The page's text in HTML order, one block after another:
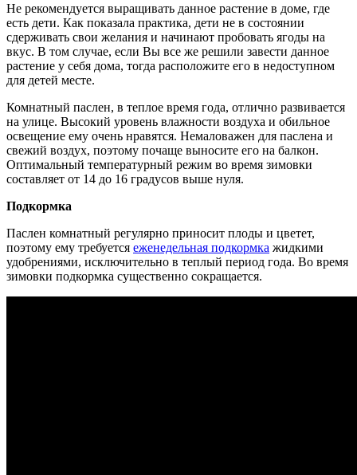
Не рекомендуется выращивать данное растение в доме, где
есть дети. Как показала практика, дети не в состоянии
сдерживать свои желания и начинают пробовать ягоды на
вкус. В том случае, если Вы все же решили завести данное
растение у себя дома, тогда расположите его в недоступном
для детей месте.
Комнатный паслен, в теплое время года, отлично развивается
на улице. Высокий уровень влажности воздуха и обильное
освещение ему очень нравятся. Немаловажен для паслена и
свежий воздух, поэтому почаще выносите его на балкон.
Оптимальный температурный режим во время зимовки
составляет от 14 до 16 градусов выше нуля.
Подкормка
Паслен комнатный регулярно приносит плоды и цветет,
поэтому ему требуется еженедельная подкормка жидкими
удобрениями, исключительно в теплый период года. Во время
зимовки подкормка существенно сокращается.